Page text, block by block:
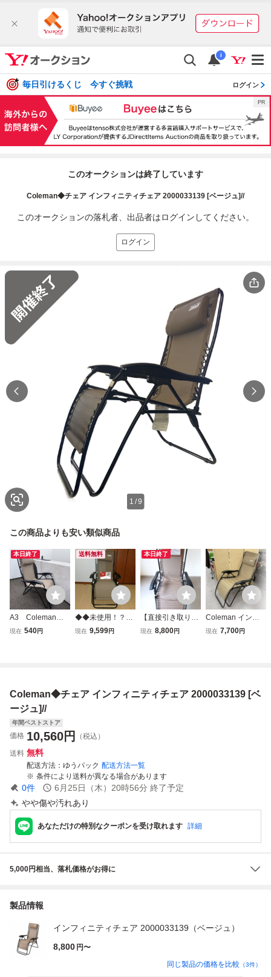
i
毎日引けるくじ 今すぐ挑戦 ログイン
このオークションは終了しています
Coleman◆チェア インフィニティチェア 2000033139 [ベージュ]//
このオークションの落札者、出品者はログインしてください。
ログイン
1 /9
この商品よりも安い類似商品
本日終了
A3 Coleman
コールマン 2000
ウトドア 現状品
現在 540円
送料無料
◆◆未使用！？コ
ールマン インフ
ェア Coleman
現在 9,599円
本日終了
【直接引き取りO
K!!】コールマン
プ アウトドア
現在 8,800円
Coleman インフ
ィニティチェア
ア 札幌市手稲区
現在 7,700円
Coleman◆チェア インフィニティチェア 2000033139 [ベ
ージュ]//
年間ベストストア
価格 10,560円
（税込）
送料 無料
配送方法 ゆうパック 配送方法一覧
条件により送料が異なる場合があります
0件 6月25日（木）20時56分 終了予定
やや傷や汚れあり
あなただけの特別なクーポンを受け取れます 詳細
5,000円相当、落札価格がお得に
製品情報
インフィニティチェア 2000033139（ベージュ）
8,800 円〜
同じ製品の価格を比較 （3件）